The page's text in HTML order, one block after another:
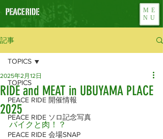
ME
NU
記事
TOPICS
PEACE RIDE 開催情報
PEACE RIDE ソロ記念写真
PEACE RIDE 会場SNAP
TOPICS
RIDE and MEAT in UBUYAMA PLACE
2025
2025年2月12日
バイクと肉！？